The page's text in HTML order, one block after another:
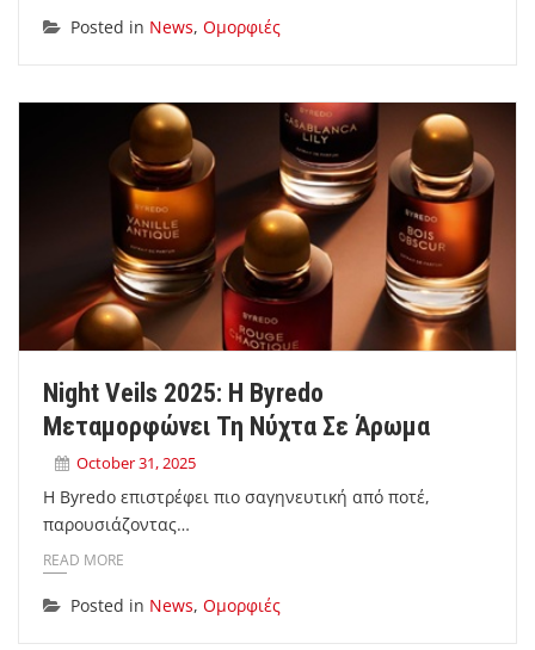
Posted in News, Ομορφιές
Night Veils 2025: Η Byredo
Μεταμορφώνει Τη Νύχτα Σε Άρωμα
October 31, 2025
Η Byredo επιστρέφει πιο σαγηνευτική από ποτέ,
παρουσιάζοντας…
READ MORE
Posted in News, Ομορφιές